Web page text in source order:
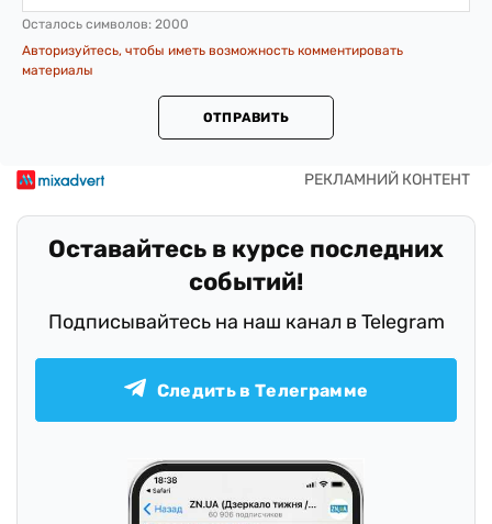
Осталось символов: 2000
Авторизуйтесь, чтобы иметь возможность комментировать
материалы
ОТПРАВИТЬ
Оставайтесь в курсе последних
событий!
Подписывайтесь на наш канал в Telegram
Следить в Телеграмме